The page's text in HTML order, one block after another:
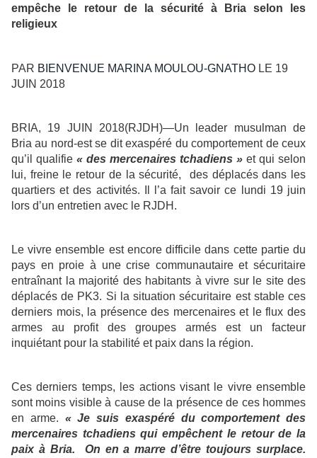
empêche le retour de la sécurité à Bria selon les
religieux
PAR BIENVENUE MARINA MOULOU-GNATHO LE 19
JUIN 2018
BRIA, 19 JUIN 2018(RJDH)—Un leader musulman de
Bria au nord-est se dit exaspéré du comportement de ceux
qu’il qualifie « des mercenaires tchadiens » et qui selon
lui, freine le retour de la sécurité, des déplacés dans les
quartiers et des activités. Il l’a fait savoir ce lundi 19 juin
lors d’un entretien avec le RJDH.
Le vivre ensemble est encore difficile dans cette partie du
pays en proie à une crise communautaire et sécuritaire
entraînant la majorité des habitants à vivre sur le site des
déplacés de PK3. Si la situation sécuritaire est stable ces
derniers mois, la présence des mercenaires et le flux des
armes au profit des groupes armés est un facteur
inquiétant pour la stabilité et paix dans la région.
Ces derniers temps, les actions visant le vivre ensemble
sont moins visible à cause de la présence de ces hommes
en arme. «Je suis exaspéré du comportement des
mercenaires tchadiens qui empêchent le retour de la
paix à Bria. On en a marre d’être toujours surplace.